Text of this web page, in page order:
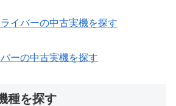
イバーの中古実機を探す
ーの中古実機を探す
種を探す